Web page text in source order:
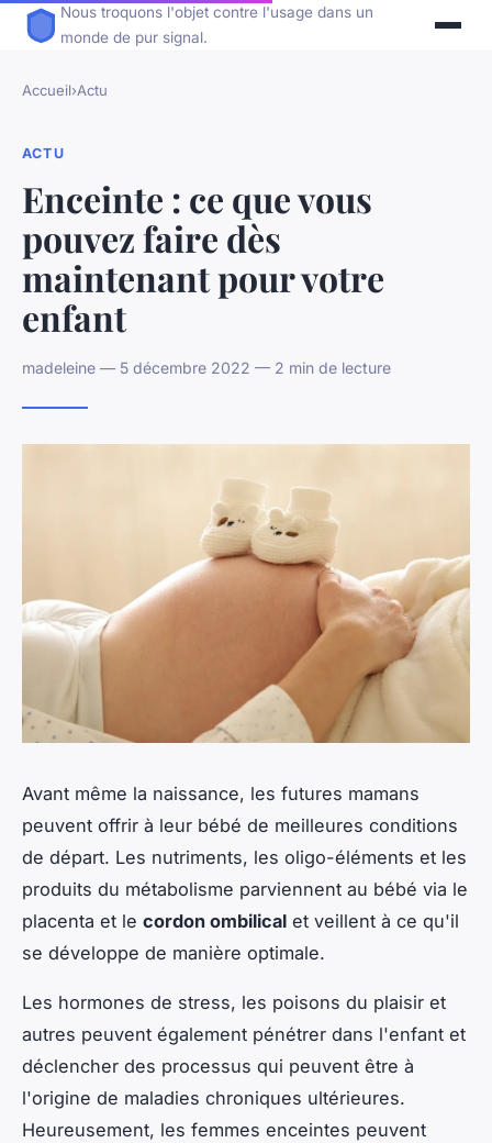
Nous troquons l'objet contre l'usage dans un
monde de pur signal.
Accueil›Actu
ACTU
Enceinte : ce que vous
pouvez faire dès
maintenant pour votre
enfant
madeleine — 5 décembre 2022 — 2 min de lecture
Avant même la naissance, les futures mamans
peuvent offrir à leur bébé de meilleures conditions
de départ. Les nutriments, les oligo-éléments et les
produits du métabolisme parviennent au bébé via le
placenta et le cordon ombilical et veillent à ce qu'il
se développe de manière optimale.
Les hormones de stress, les poisons du plaisir et
autres peuvent également pénétrer dans l'enfant et
déclencher des processus qui peuvent être à
l'origine de maladies chroniques ultérieures.
Heureusement, les femmes enceintes peuvent